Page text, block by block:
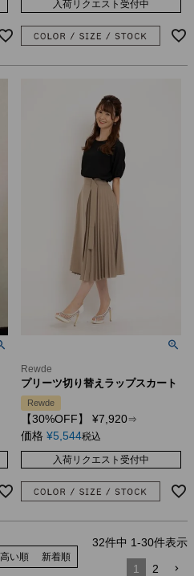
入荷リクエスト受付中
Rewde
プリーツ切り替えラップスカート
Rewde
【30%OFF】 ¥7,920⇒
価格 ¥5,544税込
入荷リクエスト受付中
い順 新着順
32件中 1-30件表示
1 2